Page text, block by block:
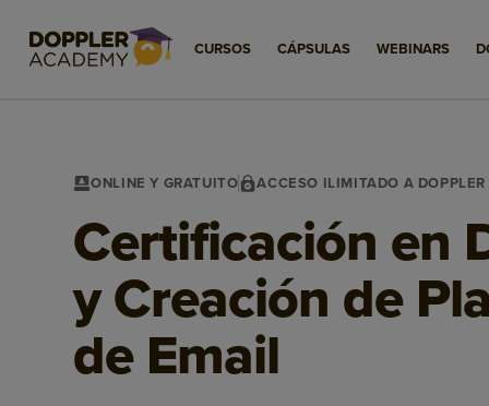
CURSOS CÁPSULAS WEBINARS
ONLINE Y GRATUITO ACCESO ILIMITADO A
Certificación en
y Creación de
de Email